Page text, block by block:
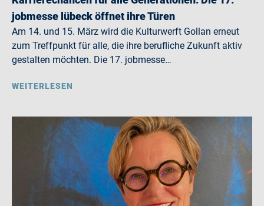
jobmesse lübeck öffnet ihre Türen
Am 14. und 15. März wird die Kulturwerft Gollan erneut
zum Treffpunkt für alle, die ihre berufliche Zukunft aktiv
gestalten möchten. Die 17. jobmesse…
WEITERLESEN